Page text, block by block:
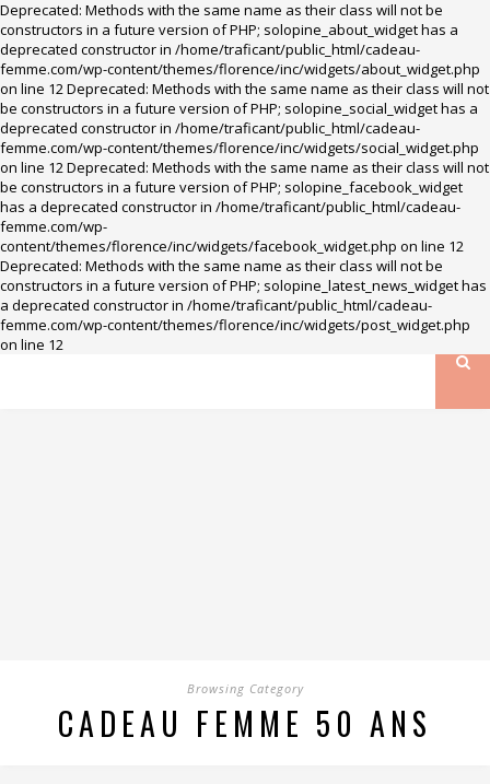
Deprecated: Methods with the same name as their class will not be
constructors in a future version of PHP; solopine_about_widget has a
deprecated constructor in /home/traficant/public_html/cadeau-
femme.com/wp-content/themes/florence/inc/widgets/about_widget.php
on line 12 Deprecated: Methods with the same name as their class will not
be constructors in a future version of PHP; solopine_social_widget has a
deprecated constructor in /home/traficant/public_html/cadeau-
femme.com/wp-content/themes/florence/inc/widgets/social_widget.php
on line 12 Deprecated: Methods with the same name as their class will not
be constructors in a future version of PHP; solopine_facebook_widget
has a deprecated constructor in /home/traficant/public_html/cadeau-
femme.com/wp-
content/themes/florence/inc/widgets/facebook_widget.php on line 12
Deprecated: Methods with the same name as their class will not be
constructors in a future version of PHP; solopine_latest_news_widget has
a deprecated constructor in /home/traficant/public_html/cadeau-
femme.com/wp-content/themes/florence/inc/widgets/post_widget.php
on line 12
Browsing Category
CADEAU FEMME 50 ANS